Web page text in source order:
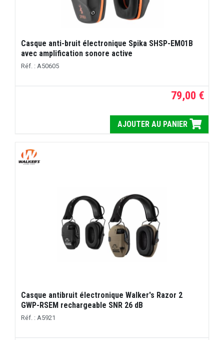
Casque anti-bruit électronique Spika SHSP-EM01B
avec amplification sonore active
Réf. : A50605
79,00 €
AJOUTER AU PANIER
Casque antibruit électronique Walker's Razor 2
GWP-RSEM rechargeable SNR 26 dB
Réf. : A5921